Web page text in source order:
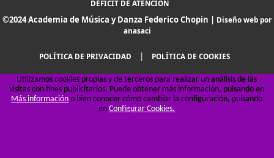
DEFICIT DE ATENCIÓN
©2024 Academia de Música y Danza Federico Chopin | Diseño web por
anasaci
POLÍTICA DE PRIVACIDAD | POLÍTICA DE COOKIES
Utilizamos cookies propias y de terceros para realizar un análisis de las
visitas con fines publicitarios. Puede obtener más información, pulsando en
Más información o bien conocer cómo cambiar la configuración, pulsando
enConfigurar Cookies.